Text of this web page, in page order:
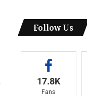
Follow Us
17.8K
Fans